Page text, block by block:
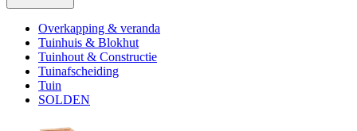
Overkapping & veranda
Tuinhuis & Blokhut
Tuinhout & Constructie
Tuinafscheiding
Tuin
SOLDEN